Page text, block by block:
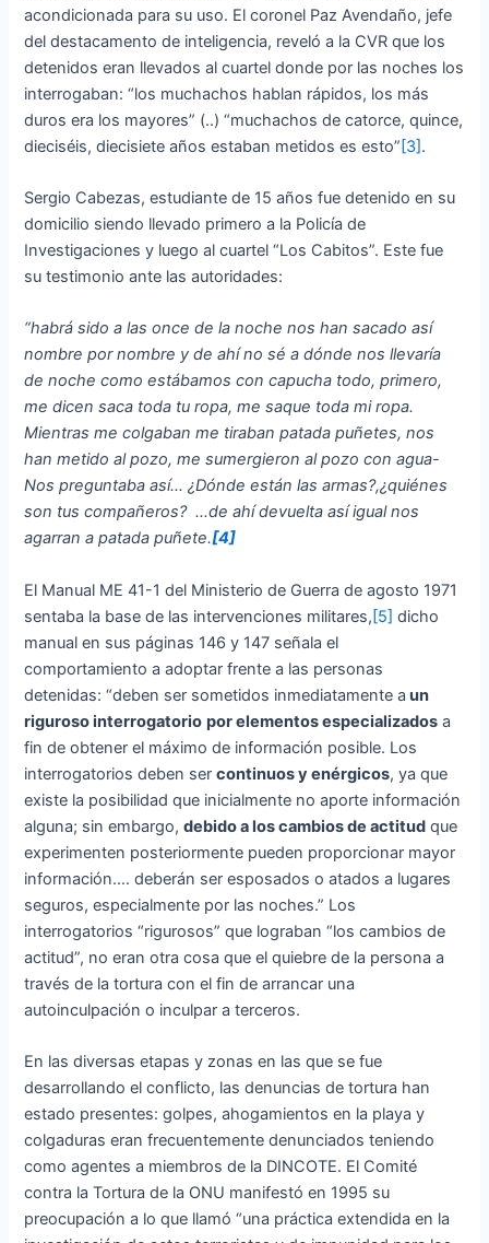
acondicionada para su uso. El coronel Paz Avendaño, jefe
del destacamento de inteligencia, reveló a la CVR que los
detenidos eran llevados al cuartel donde por las noches los
interrogaban: “los muchachos hablan rápidos, los más
duros era los mayores” (..) “muchachos de catorce, quince,
dieciséis, diecisiete años estaban metidos es esto” [3].
Sergio Cabezas, estudiante de 15 años fue detenido en su
domicilio siendo llevado primero a la Policía de
Investigaciones y luego al cuartel “Los Cabitos”. Este fue
su testimonio ante las autoridades:
“habrá sido a las once de la noche nos han sacado así
nombre por nombre y de ahí no sé a dónde nos llevaría
de noche como estábamos con capucha todo, primero,
me dicen saca toda tu ropa, me saque toda mi ropa.
Mientras me colgaban me tiraban patada puñetes, nos
han metido al pozo, me sumergieron al pozo con agua-
Nos preguntaba así… ¿Dónde están las armas?,¿quiénes
son tus compañeros? …de ahí devuelta así igual nos
agarran a patada puñete.[4]
El Manual ME 41-1 del Ministerio de Guerra de agosto 1971
sentaba la base de las intervenciones militares, [5] dicho
manual en sus páginas 146 y 147 señala el
comportamiento a adoptar frente a las personas
detenidas: “deben ser sometidos inmediatamente a un
riguroso interrogatorio por elementos especializados a
fin de obtener el máximo de información posible. Los
interrogatorios deben sercontinuos y enérgicos, ya que
existe la posibilidad que inicialmente no aporte información
alguna; sin embargo,debido a los cambios de actitud que
experimenten posteriormente pueden proporcionar mayor
información…. deberán ser esposados o atados a lugares
seguros, especialmente por las noches.” Los
interrogatorios “rigurosos” que lograban “los cambios de
actitud”, no eran otra cosa que el quiebre de la persona a
través de la tortura con el fin de arrancar una
autoinculpación o inculpar a terceros.
En las diversas etapas y zonas en las que se fue
desarrollando el conflicto, las denuncias de tortura han
estado presentes: golpes, ahogamientos en la playa y
colgaduras eran frecuentemente denunciados teniendo
como agentes a miembros de la DINCOTE. El Comité
contra la Tortura de la ONU manifestó en 1995 su
preocupación a lo que llamó “una práctica extendida en la